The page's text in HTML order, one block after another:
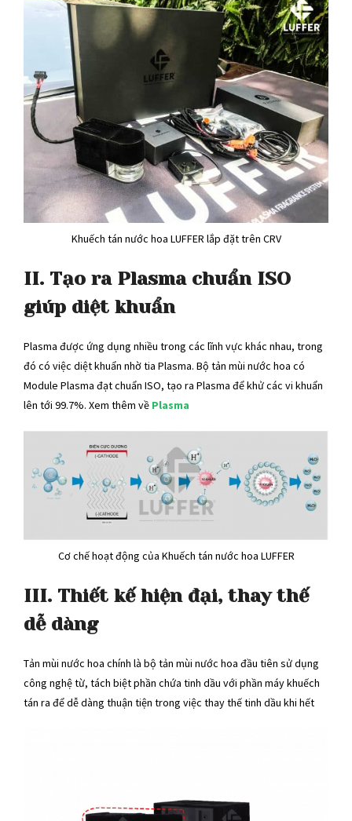
Khuếch tán nước hoa LUFFER lắp đặt trên CRV
II. Tạo ra Plasma chuẩn ISO
giúp diệt khuẩn
Plasma được ứng dụng nhiều trong các lĩnh vực khác nhau, trong
đó có việc diệt khuẩn nhờ tia Plasma. Bộ tản mùi nước hoa có
Module Plasma đạt chuẩn ISO, tạo ra Plasma để khử các vi khuẩn
lên tới 99.7%. Xem thêm về Plasma
Cơ chế hoạt động của Khuếch tán nước hoa LUFFER
III. Thiết kế hiện đại, thay thế
dễ dàng
Tản mùi nước hoa chính là bộ tản mùi nước hoa đầu tiên sử dụng
công nghệ từ, tách biệt phần chứa tinh dầu với phần máy khuếch
tán ra để dễ dàng thuận tiện trong việc thay thế tinh dầu khi hết